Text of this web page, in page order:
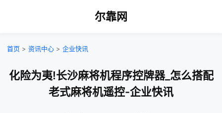
尔靠网
首页 > 资讯中心 > 企业快讯
化险为夷!长沙麻将机程序控牌器_怎么搭配
老式麻将机遥控-企业快讯